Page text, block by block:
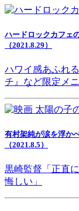
ハードロックカフェ
（2021.8.29）
ハワイ感あふれ
チ』など限定メ
有村架純が涙を浮か
（2021.8.5）
黒崎監督「正直
悔しい」